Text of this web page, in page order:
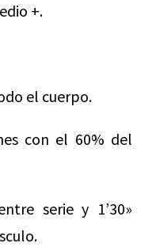
+.
el cuerpo.
con el 60% del
serie y 1’30»